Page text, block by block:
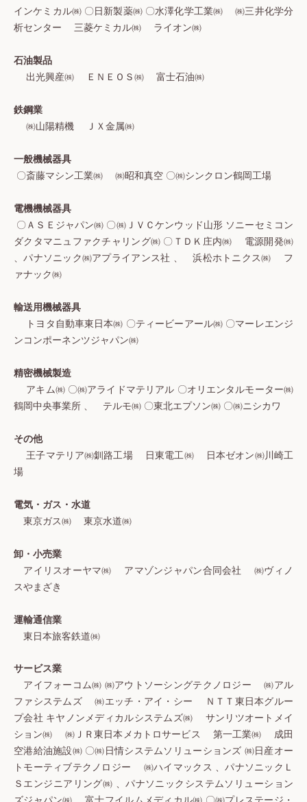
インケミカル㈱ 〇日新製薬㈱ 〇水澤化学工業㈱ ㈱三井化学分
析センター 三菱ケミカル㈱ ライオン㈱
石油製品
出光興産㈱ ＥＮＥＯＳ㈱ 富士石油㈱
鉄鋼業
㈱山陽精機 ＪＸ金属㈱
一般機械器具
〇斎藤マシン工業㈱ ㈱昭和真空 〇㈱シンクロン鶴岡工場
電機機械器具
〇ＡＳＥジャパン㈱ 〇㈱ＪＶＣケンウッド山形 ソニーセミコン
ダクタマニュファクチャリング㈱ 〇ＴＤＫ庄内㈱ 電源開発㈱
、パナソニック㈱アプライアンス社 、 浜松ホトニクス㈱ フ
ァナック㈱
輸送用機械器具
トヨタ自動車東日本㈱ 〇ティービーアール㈱ 〇マーレエンジ
ンコンポーネンツジャパン㈱
精密機械製造
アキム㈱ 〇㈱アライドマテリアル 〇オリエンタルモーター㈱
鶴岡中央事業所 、 テルモ㈱ 〇東北エプソン㈱ 〇㈱ニシカワ
その他
王子マテリア㈱釧路工場 日東電工㈱ 日本ゼオン㈱川崎工
場
電気・ガス・水道
東京ガス㈱ 東京水道㈱
卸・小売業
アイリスオーヤマ㈱ アマゾンジャパン合同会社 ㈱ヴィノ
スやまざき
運輸通信業
東日本旅客鉄道㈱
サービス業
アイフォーコム㈱ ㈱アウトソーシングテクノロジー ㈱アル
ファシステムズ ㈱エッチ・アイ・シー ＮＴＴ東日本グルー
プ会社 キヤノンメディカルシステムズ㈱ サンリツオートメイ
ション㈱ ㈱ＪＲ東日本メカトロサービス 第一工業㈱ 成田
空港給油施設㈱ 〇㈱日情システムソリューションズ ㈱日産オー
トモーティブテクノロジー ㈱ハイマックス 、パナソニックＬ
Ｓエンジニアリング㈱ 、パナソニックシステムソリューション